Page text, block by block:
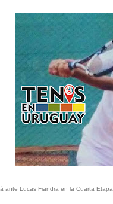
ante Lucas Fiandra en la Cuarta